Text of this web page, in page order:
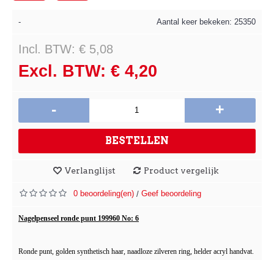
Aantal keer bekeken: 25350
-
Incl. BTW: € 5,08
Excl. BTW: € 4,20
- +
BESTELLEN
Verlanglijst Product vergelijk
0 beoordeling(en) / Geef beoordeling
Nagelpenseel ronde punt 199960 No: 6
Ronde punt, golden synthetisch haar, naadloze zilveren ring, helder acryl handvat.